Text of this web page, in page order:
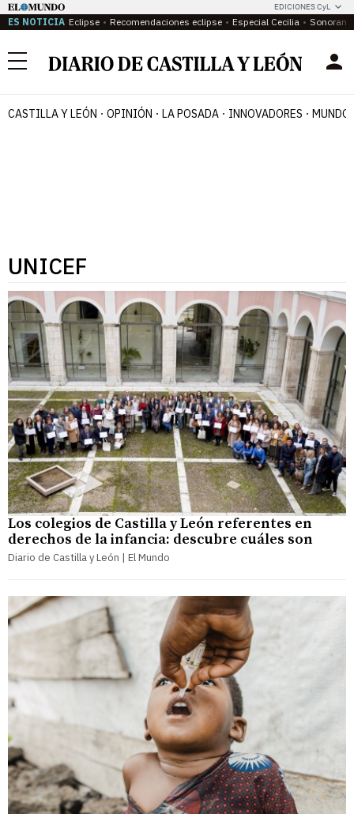
EDICIONES CyL
ES NOTICIA Eclipse Recomendaciones eclipse Especial Cecilia
Menú
CASTILLA Y LEÓN OPINIÓN LA POSADA INNOVADORES MUNDO
UNICEF
Los colegios de Castilla y León referentes en
derechos de la infancia: descubre cuáles son
Diario de Castilla y León | El Mundo